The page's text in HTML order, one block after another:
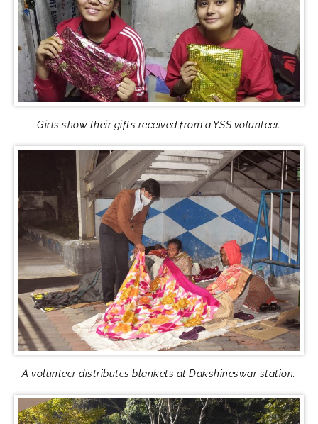
Girls show their gifts received from a YSS volunteer.
A volunteer distributes blankets at Dakshineswar station.